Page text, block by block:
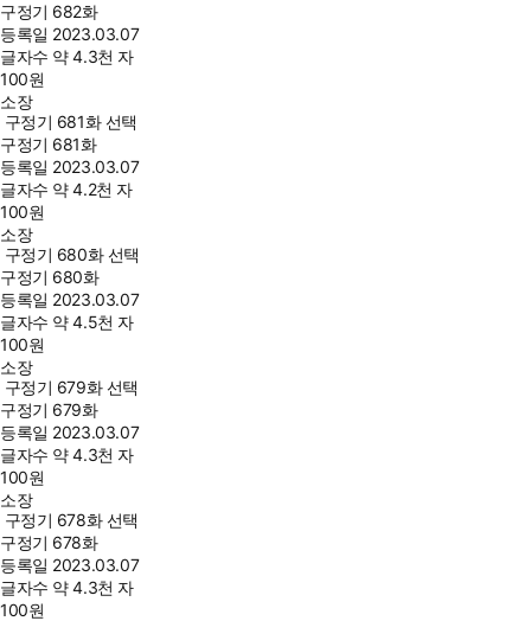
구정기 682화
등록일 2023.03.07
글자수 약 4.3천 자
100원
소장
구정기 681화 선택
구정기 681화
등록일 2023.03.07
글자수 약 4.2천 자
100원
소장
구정기 680화 선택
구정기 680화
등록일 2023.03.07
글자수 약 4.5천 자
100원
소장
구정기 679화 선택
구정기 679화
등록일 2023.03.07
글자수 약 4.3천 자
100원
소장
구정기 678화 선택
구정기 678화
등록일 2023.03.07
글자수 약 4.3천 자
100원